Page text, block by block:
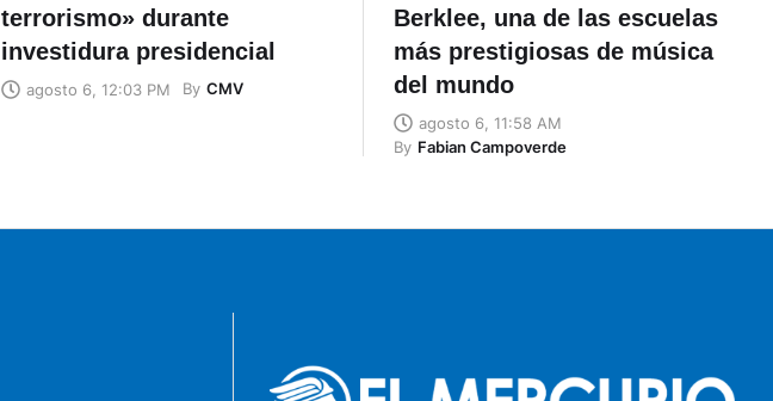
terrorismo» durante
investidura presidencial
agosto 6, 12:03 PM By CMV
Berklee, una de las escuelas
más prestigiosas de música
del mundo
agosto 6, 11:58 AM
By Fabian Campoverde